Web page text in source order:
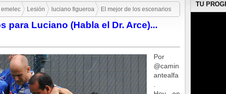
emelec Lesión luciano figueroa El mejor de los escenarios
para Luciano (Habla el Dr. Arce)...
Por
@camin
antealfa
TU